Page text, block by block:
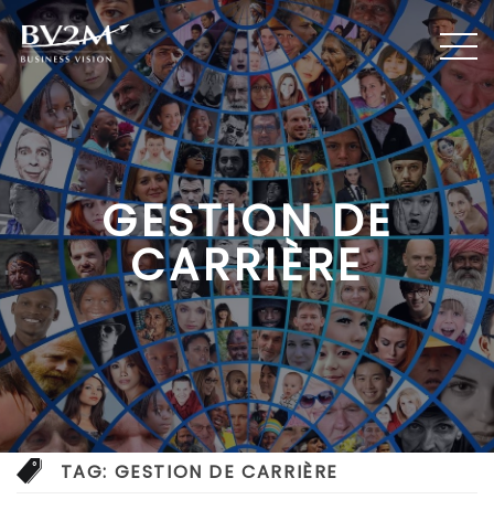
GESTION DE
CARRIÈRE
TAG: GESTION DE CARRIÈRE